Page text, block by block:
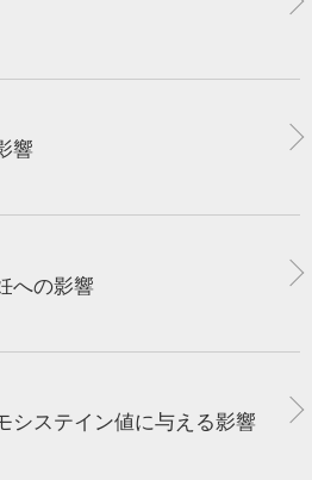
響
への影響
システイン値に与える影響